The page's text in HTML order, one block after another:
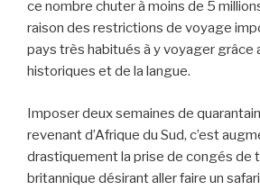
ce nombre chuter à moins de 5
raison des restrictions de voyage
pays très habitués à y voyager grâce
historiques et de la langue.
Imposer deux semaines de
revenant d’Afrique du Sud, c’est
drastiquement la prise de congés de
britannique désirant aller faire un